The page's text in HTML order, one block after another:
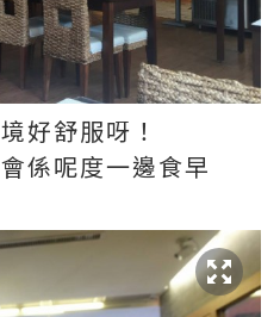
好舒服呀！
係呢度一邊食早